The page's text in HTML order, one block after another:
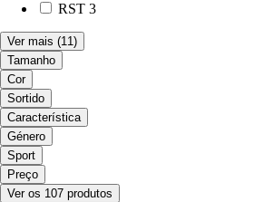
RST 3
Ver mais (11)
Tamanho
Cor
Sortido
Característica
Género
Sport
Preço
Ver os 107 produtos